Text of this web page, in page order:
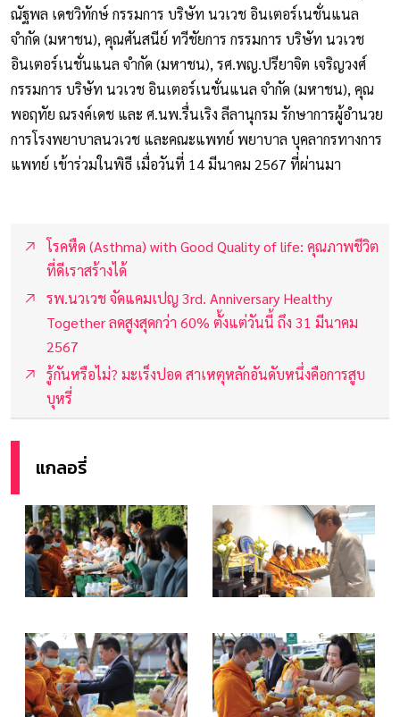
ณัฐพล เดชวิทักษ์ กรรมการ บริษัท นวเวช อินเตอร์เนชั่นแนล
จำกัด (มหาชน), คุณศันสนีย์ ทวีชัยการ กรรมการ บริษัท นวเวช
อินเตอร์เนชั่นแนล จำกัด (มหาชน), รศ.พญ.ปรียาจิต เจริญวงศ์
กรรมการ บริษัท นวเวช อินเตอร์เนชั่นแนล จำกัด (มหาชน), คุณ
พอฤทัย ณรงค์เดช และ ศ.นพ.รื่นเริง ลีลานุกรม รักษาการผู้อำนวย
การโรงพยาบาลนวเวช และคณะแพทย์ พยาบาล บุคลากรทางการ
แพทย์ เข้าร่วมในพิธี เมื่อวันที่ 14 มีนาคม 2567 ที่ผ่านมา
โรคหืด (Asthma) with Good Quality of life: คุณภาพชีวิต
ที่ดีเราสร้างได้
รพ.นวเวช จัดแคมเปญ 3rd. Anniversary Healthy
Together ลดสูงสุดกว่า 60% ตั้งแต่วันนี้ ถึง 31 มีนาคม
2567
รู้กันหรือไม่? มะเร็งปอด สาเหตุหลักอันดับหนึ่งคือการสูบ
บุหรี่
แกลอรี่